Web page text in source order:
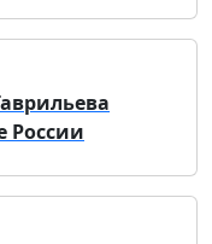
России